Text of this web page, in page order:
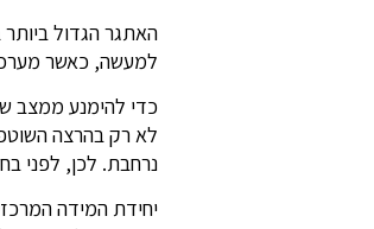
האתגר הגדול
למעשה, כאשר מערכות
כדי להימנע ממצב
לא רק בהרצה
נרחבת. לכן, לפני